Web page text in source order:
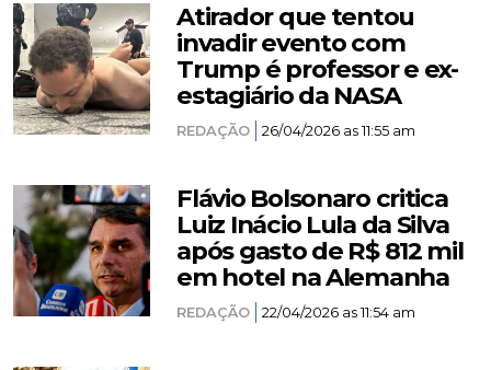
Atirador que tentou
invadir evento com
Trump é professor e ex-
estagiário da NASA
REDAÇÃO 26/04/2026 as 11:55 am
Flávio Bolsonaro critica
Luiz Inácio Lula da Silva
após gasto de R$ 812 mil
em hotel na Alemanha
REDAÇÃO 22/04/2026 as 11:54 am